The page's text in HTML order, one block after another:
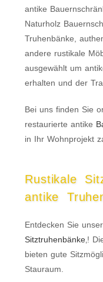
antike
Naturholz
Truhenbänke,
andere rustikale
ausgewählt um
erhalten und der
Bei uns finden Sie
restaurierte antike
in Ihr Wohnprojekt
Rustikale
antike
Entdecken Sie
Sitztruhenbänke‚!
bieten gute
Stauraum.